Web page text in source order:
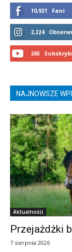
10,921 Fani
2,224
265
NAJNOWSZE
Aktualności
Przejażdżki
7 sierpnia 2026